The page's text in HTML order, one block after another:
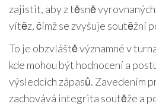
zajistit, aby z těsně
vítěz, čímž se zvyšuje soutěžní
To je obzvláště významné v
kde mohou být hodnocení a
výsledcích zápasů. Zavedením
zachovává integrita soutěže a